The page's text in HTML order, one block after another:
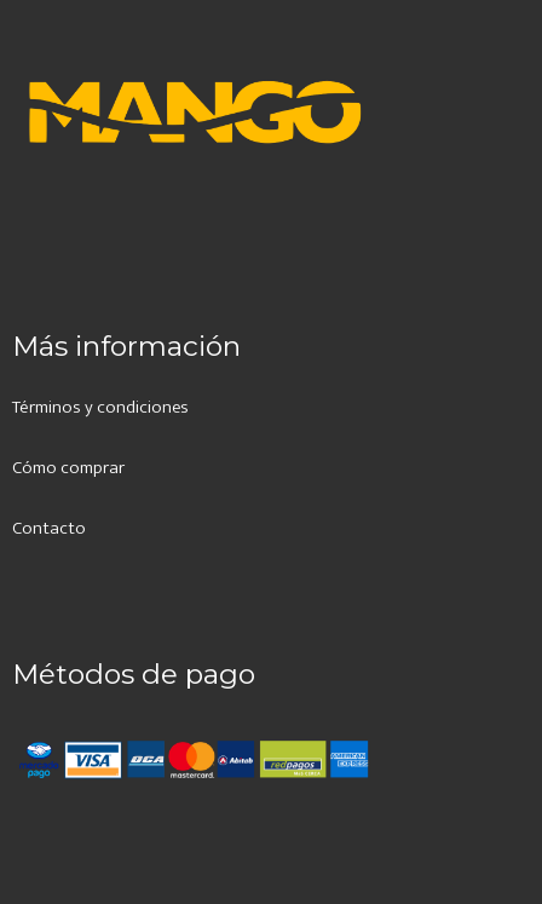
Más información
Términos y condiciones
Cómo comprar
Contacto
Métodos de pago